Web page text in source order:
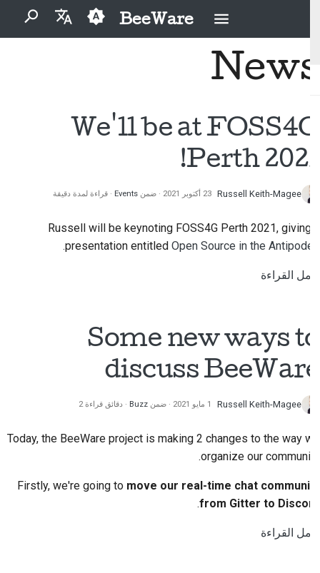
BeeWare
Español
فارسی
Français
한국어
Português
Türkçe
اكتب لبدء البحث
ما هو BeeWare؟
إرشادات العلامة التجارية
مدونة قواعد السلوك
الحوكمة
متاح للتأجير
المساهمون لأول مرة
تنفيذ ميزة جديدة
اقترح ميزة جديدة
إعداد بيئة التطوير
إعادة إنتاج مشكلة
وثائق البناء
2026
2021
2020
2018
2017
2014
2013
Buzz
News
We'll be at FOSS4G
Perth 2021!
Russell Keith-Magee 23 أكتوبر 2021 ضمن Events قراءة لمدة دقيقة
Russell will be keynoting FOSS4G Perth 2021, giving a
presentation entitled Open Source in the Antipodes.
أكمل القراءة
Some new ways to
discuss BeeWare
Russell Keith-Magee 1 مايو 2021 ضمن Buzz دقائق قراءة 2
Today, the BeeWare project is making 2 changes to the way we
organize our community.
Firstly, we're going to move our real-time chat community
from Gitter to Discord
.
أكمل القراءة